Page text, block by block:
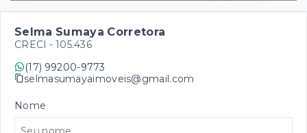
Selma Sumaya Corretora
CRECI - 105.436
(17) 99200-9773
selmasumayaimoveis@gmail.com
Nome